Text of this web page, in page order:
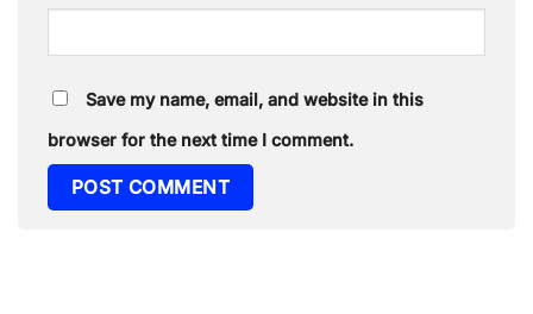
Save my name, email, and website in this
browser for the next time I comment.